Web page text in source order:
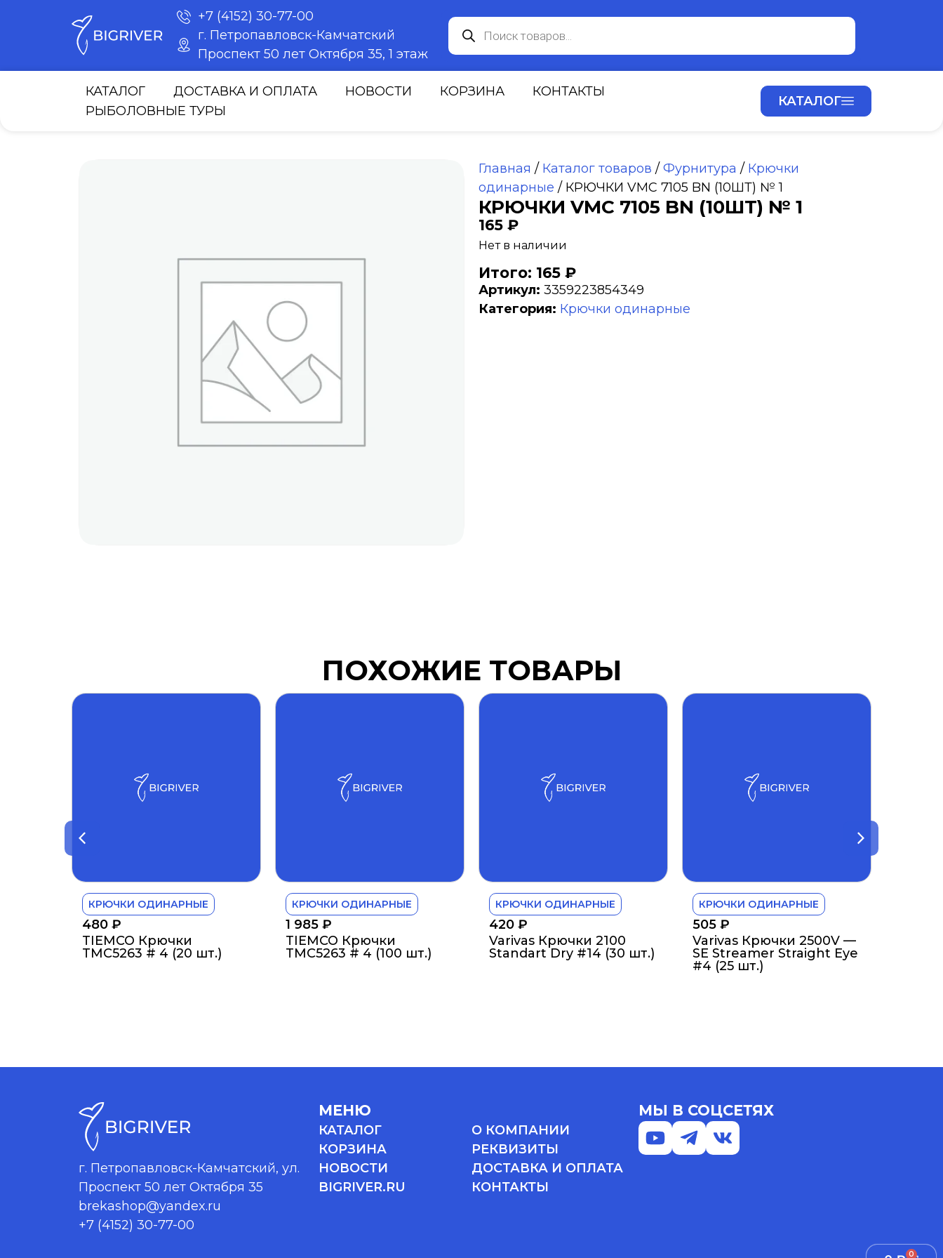
+7 (4152) 30-77-00
г. Петропавловск-Камчатский
Проспект 50 лет Октября 35, 1 этаж
КАТАЛОГ ДОСТАВКА И ОПЛАТА НОВОСТИ КОРЗИНА
КОНТАКТЫ
РЫБОЛОВНЫЕ ТУРЫ
КАТАЛОГ
0
Главная / Каталог товаров / Фурнитура / Крючки
одинарные / КРЮЧКИ VMC 7105 BN (10ШТ) № 1
КРЮЧКИ VMC 7105 BN (10ШТ) № 1
165 ₽
Нет в наличии
Итого: 165 ₽
Артикул: 3359223854349
Категория: Крючки одинарные
ПОХОЖИЕ ТОВАРЫ
КРЮЧКИ ОДИНАРНЫЕ
480 ₽
TIEMCO Крючки
TMC5263 # 4 (20 шт.)
КРЮЧКИ ОДИНАРНЫЕ
1 985 ₽
TIEMCO Крючки
TMC5263 # 4 (100 шт.)
КРЮЧКИ ОДИНАРНЫЕ
420 ₽
Varivas Крючки 2100
Standart Dry #14 (30 шт.)
КРЮЧКИ ОДИНАРНЫЕ
505 ₽
Varivas Крючки 2500V —
SE Streamer Straight Eye
#4 (25 шт.)
г. Петропавловск-Камчатский, ул.
Проспект 50 лет Октября 35
brekashop@yandex.ru
+7 (4152) 30-77-00
МЕНЮ
КАТАЛОГ
О КОМПАНИИ
КОРЗИНА
РЕКВИЗИТЫ
НОВОСТИ
ДОСТАВКА И ОПЛАТА
BIGRIVER.RU
КОНТАКТЫ
МЫ В СОЦСЕТЯХ